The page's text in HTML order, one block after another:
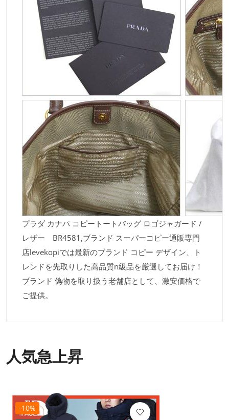
プラダ カナパ コピートートバッグ ロゴジャガード /
レザー BR4581,ブランド スーパーコピー通販専門
店levekopiでは最新のブランド コピー デザイン、ト
レンドを先取りした高品質n級品を厳選してお届け！
ブランド 偽物を取り扱う老舗店として、激安価格で
ご提供。
人気急上昇
-10%